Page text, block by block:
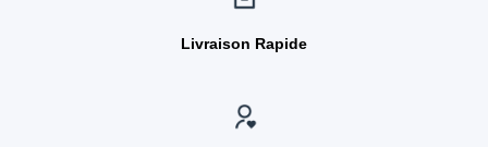
Livraison Rapide